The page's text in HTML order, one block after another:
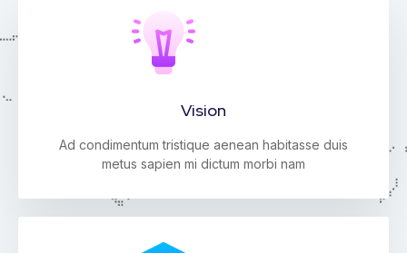
Vision
Ad condimentum tristique aenean habitasse duis
metus sapien mi dictum morbi nam